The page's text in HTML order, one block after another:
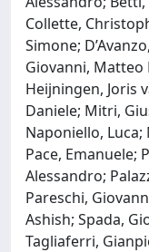
Collette,
Simone;
Giovanni, Matteo
Heijningen, Joris
Daniele; Mitri,
Naponiello, Luca;
Pace, Emanuele;
Alessandro;
Pareschi,
Ashish; Spada,
Tagliaferri,